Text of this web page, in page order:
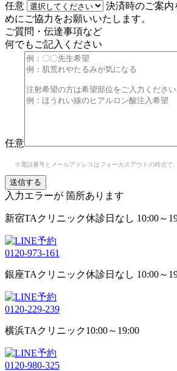
任意
決済時のご案内
めにご協力をお願いいたします。
ご質問・伝達事項など
何でもご記入ください
任意
※電話番号とメールアドレスはフォーカスアウトの時点で
入力エラーが 箇所あります
新宿TAクリニック休診日なし 10:00～
0120-973-161
銀座TAクリニック休診日なし 10:00～
0120-229-239
横浜TAクリニック10:00～19:00
0120-980-325